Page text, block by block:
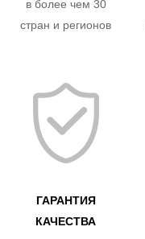
в более чем 30
стран и регионов
ГАРАНТИЯ
КАЧЕСТВА